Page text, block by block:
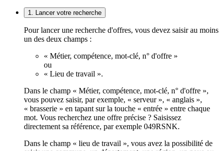
1. Lancer votre recherche
Pour lancer une recherche d'offres, vous devez saisir au moins
un des deux champs :
« Métier, compétence, mot-clé, n° d'offre »
ou
« Lieu de travail ».
Dans le champ « Métier, compétence, mot-clé, n° d'offre »,
vous pouvez saisir, par exemple, « serveur », « anglais »,
« brasserie » en tapant sur la touche « entrée » entre chaque
mot. Vous recherchez une offre précise ? Saisissez
directement sa référence, par exemple 049RSNK.
Dans le champ « lieu de travail », vous avez la possibilité de